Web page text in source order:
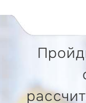
четыре рубля
руб. (Сто
копеек).
компаний
село